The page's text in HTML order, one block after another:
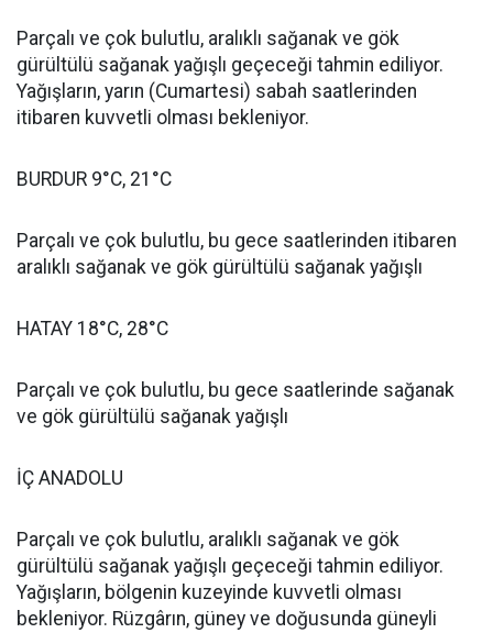
Parçalı ve çok bulutlu, aralıklı sağanak ve gök
gürültülü sağanak yağışlı geçeceği tahmin ediliyor.
Yağışların, yarın (Cumartesi) sabah saatlerinden
itibaren kuvvetli olması bekleniyor.
BURDUR 9°C, 21°C
Parçalı ve çok bulutlu, bu gece saatlerinden itibaren
aralıklı sağanak ve gök gürültülü sağanak yağışlı
HATAY 18°C, 28°C
Parçalı ve çok bulutlu, bu gece saatlerinde sağanak
ve gök gürültülü sağanak yağışlı
İÇ ANADOLU
Parçalı ve çok bulutlu, aralıklı sağanak ve gök
gürültülü sağanak yağışlı geçeceği tahmin ediliyor.
Yağışların, bölgenin kuzeyinde kuvvetli olması
bekleniyor. Rüzgârın, güney ve doğusunda güneyli